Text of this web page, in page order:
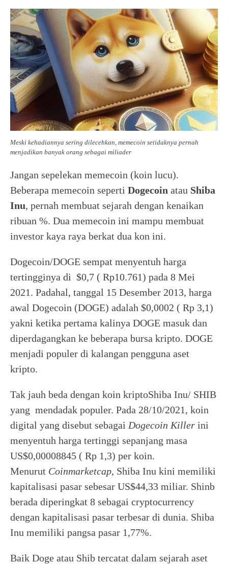
Meski kehadiannya sering dilecehkan, memecoin setidaknya pernah
menjadikan banyak orang sebagai miliader
Jangan sepelekan memecoin (koin lucu).
Beberapa memecoin seperti Dogecoin atau Shiba
Inu, pernah membuat sejarah dengan kenaikan
ribuan %. Dua memecoin ini mampu membuat
investor kaya raya berkat dua kon ini.
Dogecoin/DOGE sempat menyentuh harga
tertingginya di $0,7 ( Rp10.761) pada 8 Mei
2021. Padahal, tanggal 15 Desember 2013, harga
awal Dogecoin (DOGE) adalah $0,0002 ( Rp 3,1)
yakni ketika pertama kalinya DOGE masuk dan
diperdagangkan ke beberapa bursa kripto. DOGE
menjadi populer di kalangan pengguna aset
kripto.
Tak jauh beda dengan koin kriptoShiba Inu/ SHIB
yang mendadak populer. Pada 28/10/2021, koin
digital yang disebut sebagai Dogecoin Killer ini
menyentuh harga tertinggi sepanjang masa
US$0,00008845 ( Rp 1,3) per koin.
Menurut Coinmarketcap, Shiba Inu kini memiliki
kapitalisasi pasar sebesar US$44,33 miliar. Shinb
berada diperingkat 8 sebagai cryptocurrency
dengan kapitalisasi pasar terbesar di dunia. Shiba
Inu memiliki pangsa pasar 1,77%.
Baik Doge atau Shib tercatat dalam sejarah aset